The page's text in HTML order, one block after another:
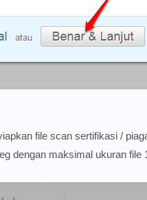
file scan sertifikasi /
dengan maksimal ukuran file